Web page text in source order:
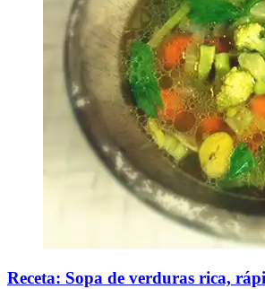
Receta: Sopa de verduras rica,